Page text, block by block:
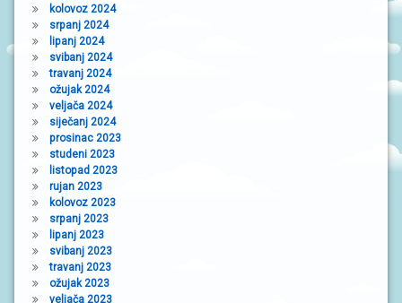
kolovoz 2024
srpanj 2024
lipanj 2024
svibanj 2024
travanj 2024
ožujak 2024
veljača 2024
siječanj 2024
prosinac 2023
studeni 2023
listopad 2023
rujan 2023
kolovoz 2023
srpanj 2023
lipanj 2023
svibanj 2023
travanj 2023
ožujak 2023
veljača 2023